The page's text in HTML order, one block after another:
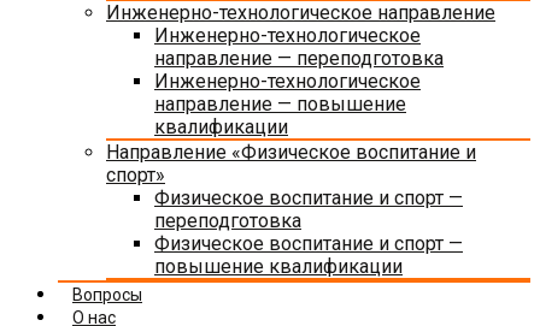
Инженерно-технологическое направление
Инженерно-технологическое
направление — переподготовка
Инженерно-технологическое
направление — повышение
квалификации
Направление «Физическое воспитание и
спорт»
Физическое воспитание и спорт —
переподготовка
Физическое воспитание и спорт —
повышение квалификации
Вопросы
О нас